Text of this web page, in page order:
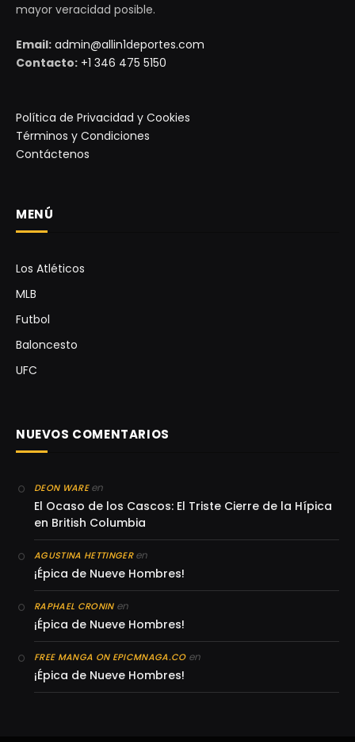
mayor veracidad posible.
Email: admin@allin1deportes.com
Contacto: +1 346 475 5150
Política de Privacidad y Cookies
Términos y Condiciones
Contáctenos
MENÚ
Los Atléticos
MLB
Futbol
Baloncesto
UFC
NUEVOS COMENTARIOS
DEON WAREen
El Ocaso de los Cascos: El Triste Cierre de la Hípica
en British Columbia
AGUSTINA HETTINGERen
¡Épica de Nueve Hombres!
RAPHAEL CRONINen
¡Épica de Nueve Hombres!
FREE MANGA ON EPICMNAGA.COen
¡Épica de Nueve Hombres!